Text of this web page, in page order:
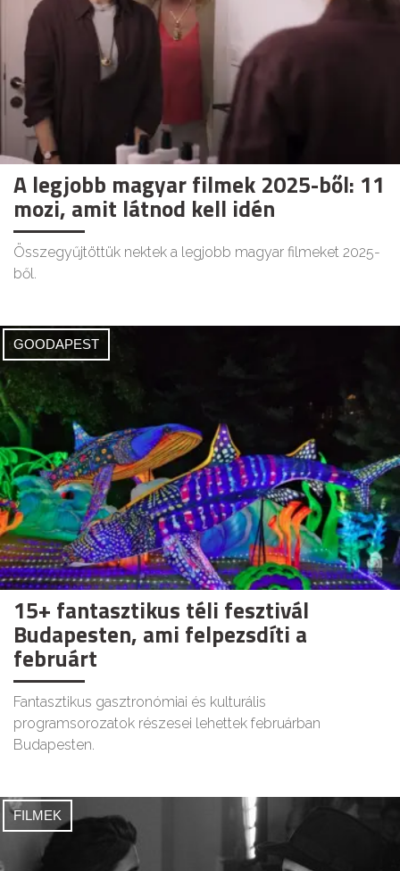
A legjobb magyar filmek 2025-ből: 11
mozi, amit látnod kell idén
Összegyűjtöttük nektek a legjobb magyar filmeket 2025-
ből.
GOODAPEST
15+ fantasztikus téli fesztivál
Budapesten, ami felpezsdíti a
februárt
Fantasztikus gasztronómiai és kulturális
programsorozatok részesei lehettek februárban
Budapesten.
FILMEK